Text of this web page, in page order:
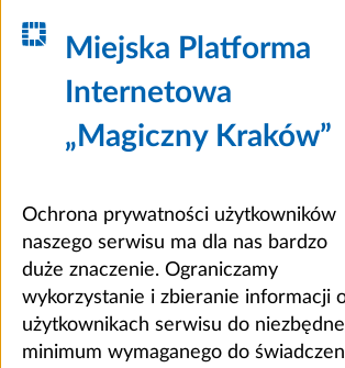
Miejska Platforma
Internetowa
„Magiczny Kraków”
Ochrona prywatności użytkowników
naszego serwisu ma dla nas bardzo
duże znaczenie. Ograniczamy
wykorzystanie i zbieranie informacji
użytkownikach serwisu do
minimum wymaganego do